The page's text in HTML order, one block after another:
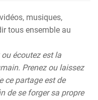
musiques,
tous ensemble au
écoutez est la
Prenez ou laissez
ce partage est de
de se forger sa propre